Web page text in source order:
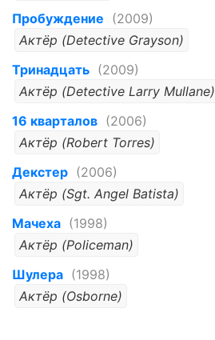
Пробуждение (2009)
Актёр (Detective Grayson)
Тринадцать (2009)
Актёр (Detective Larry Mullane)
16 кварталов (2006)
Актёр (Robert Torres)
Декстер (2006)
Актёр (Sgt. Angel Batista)
Мачеха (1998)
Актёр (Policeman)
Шулера (1998)
Актёр (Osborne)